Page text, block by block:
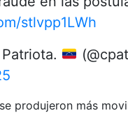
stlvpp1LWh
produjeron más